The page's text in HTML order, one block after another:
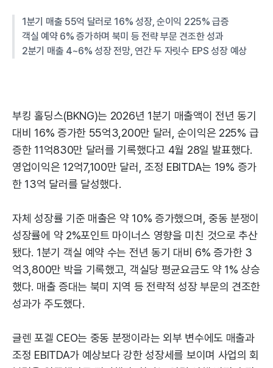
1분기 매출 55억 달러로 16% 성장, 순이익 225% 급증
객실 예약 6% 증가하며 북미 등 전략 부문 견조한 성과
2분기 매출 4~6% 성장 전망, 연간 두 자릿수 EPS 성장 예상
부킹 홀딩스(BKNG)는 2026년 1분기 매출액이 전년 동기
대비 16% 증가한 55억3,200만 달러, 순이익은 225% 급
증한 11억830만 달러를 기록했다고 4월 28일 발표했다.
영업이익은 12억7,100만 달러, 조정 EBITDA는 19% 증가
한 13억 달러를 달성했다.
자체 성장률 기준 매출은 약 10% 증가했으며, 중동 분쟁이
성장률에 약 2%포인트 마이너스 영향을 미친 것으로 추산
됐다. 1분기 객실 예약 수는 전년 동기 대비 6% 증가한 3
억3,800만 박을 기록했고, 객실당 평균요금도 약 1% 상승
했다. 매출 증대는 북미 지역 등 전략적 성장 부문의 견조한
성과가 주도했다.
글렌 포겔 CEO는 중동 분쟁이라는 외부 변수에도 매출과
조정 EBITDA가 예상보다 강한 성장세를 보이며 사업의 회